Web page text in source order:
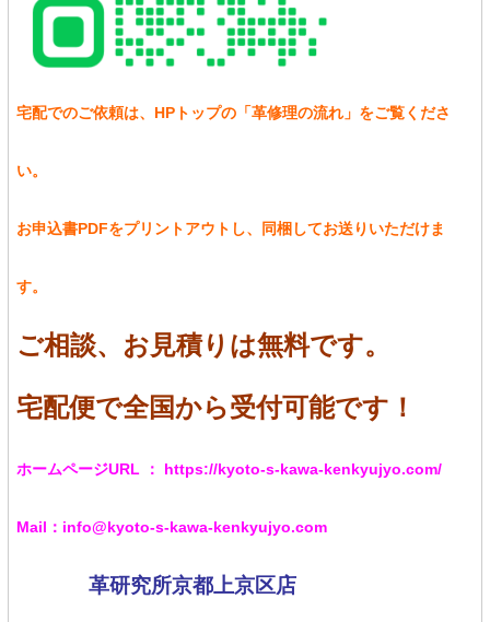
宅配でのご依頼は、HPトップの「革修理の流れ」をご覧くださ
い。
お申込書PDFをプリントアウトし、同梱してお送りいただけま
す。
ご相談、お見積りは無料です。
宅配便で全国から受付可能です！
ホームページURL ： https://kyoto-s-kawa-kenkyujyo.com/
Mail：info@kyoto-s-kawa-kenkyujyo.com
革研究所京都上京区店